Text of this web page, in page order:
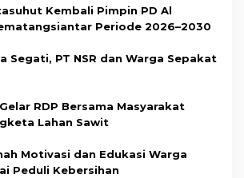
Kembali Pimpin PD Al
Periode 2026–2030
Segati, PT NSR dan Warga Sepakat
RDP Bersama Masyarakat
Lahan Sawit
Motivasi dan Edukasi Warga
Peduli Kebersihan